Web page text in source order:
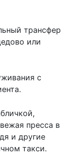
трансфер
или
с
пресса в
и другие
такси.